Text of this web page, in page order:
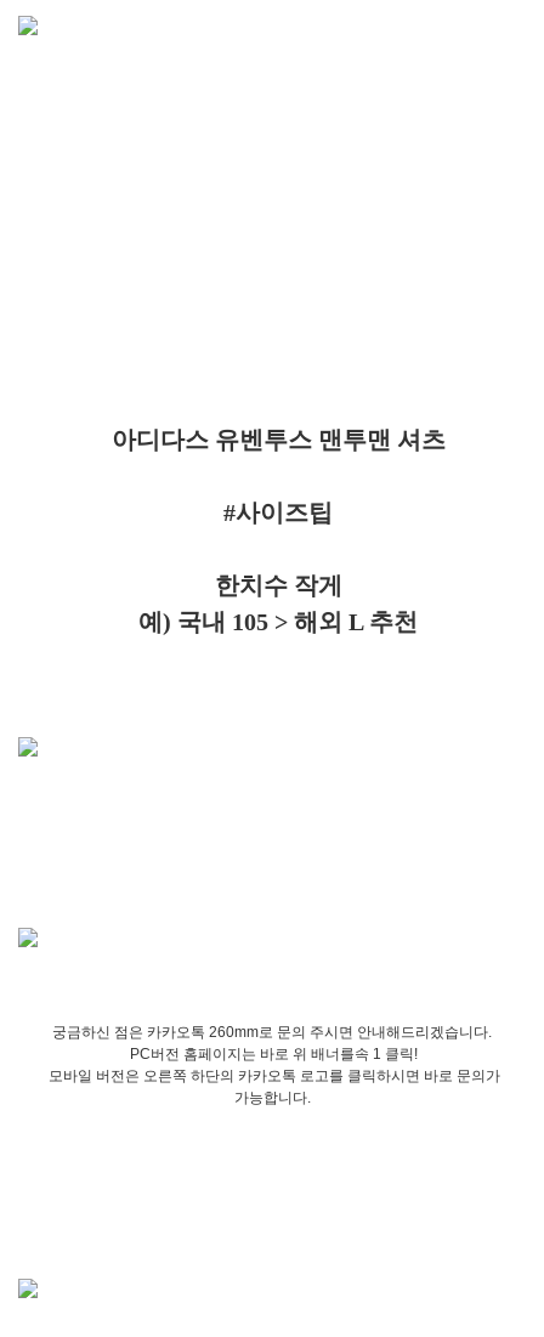
아디다스 유벤투스 맨투맨 셔츠
#사이즈팁
한치수 작게
예) 국내 105 > 해외 L 추천
궁금하신 점은 카카오톡 260mm로 문의 주시면 안내해드리겠습니다.
PC버전 홈페이지는 바로 위 배너를속 1 클릭!
모바일 버전은 오른쪽 하단의 카카오톡 로고를 클릭하시면 바로 문의가
가능합니다.